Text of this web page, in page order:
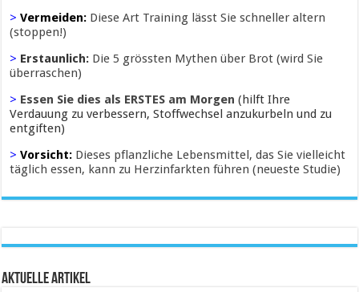
> Vermeiden: Diese Art Training lässt Sie schneller altern
(stoppen!)
> Erstaunlich: Die 5 grössten Mythen über Brot (wird Sie
überraschen)
> Essen Sie dies als ERSTES am Morgen (hilft Ihre
Verdauung zu verbessern, Stoffwechsel anzukurbeln und zu
entgiften)
> Vorsicht: Dieses pflanzliche Lebensmittel, das Sie vielleicht
täglich essen, kann zu Herzinfarkten führen (neueste Studie)
Aktuelle Artikel